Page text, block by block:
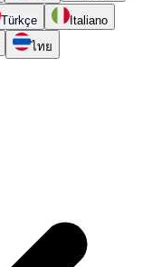
Türkçe
Italiano
ไทย